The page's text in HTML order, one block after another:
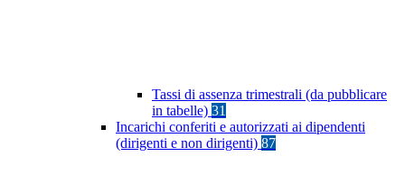
Tassi di assenza trimestrali (da pubblicare
in tabelle) 31
Incarichi conferiti e autorizzati ai dipendenti
(dirigenti e non dirigenti) 87